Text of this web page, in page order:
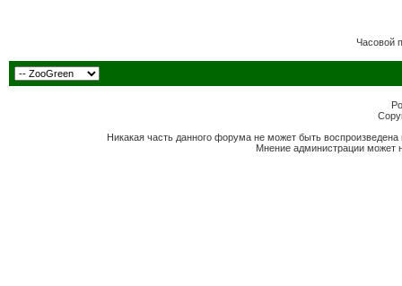
Часовой
Никакая часть данного форума не может быть
Мнение администрации может